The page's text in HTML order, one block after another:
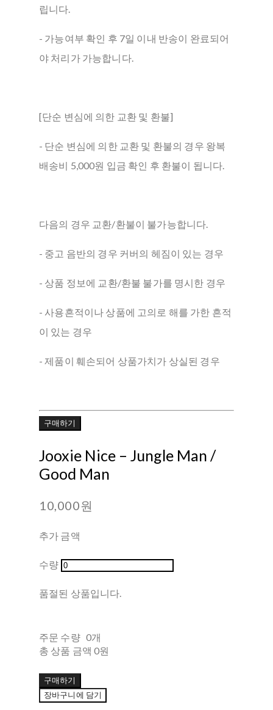
립니다.
- 가능여부 확인 후 7일 이내 반송이 완료되어
야 처리가 가능합니다.
[단순 변심에 의한 교환 및 환불]
- 단순 변심에 의한 교환 및 환불의 경우 왕복
배송비 5,000원 입금 확인 후 환불이 됩니다.
다음의 경우 교환/환불이 불가능합니다.
- 중고 음반의 경우 커버의 헤짐이 있는 경우
- 상품 정보에 교환/환불 불가를 명시한 경우
- 사용흔적이나 상품에 고의로 해를 가한 흔적
이 있는 경우
- 제품이 훼손되어 상품가치가 상실된 경우
구매하기
Jooxie Nice ‎– Jungle Man /
Good Man
10,000원
추가 금액
수량
품절된 상품입니다.
주문 수량 0개
총 상품 금액 0원
구매하기
장바구니에 담기